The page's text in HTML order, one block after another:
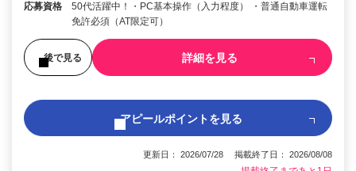
応募資格
50代活躍中！・PC基本操作（入力程度） ・普通自動車運転
免許必須（AT限定可）
後で見る 詳細を見る
アピールポイントを見る
更新日： 2026/07/28 掲載終了日： 2026/08/08